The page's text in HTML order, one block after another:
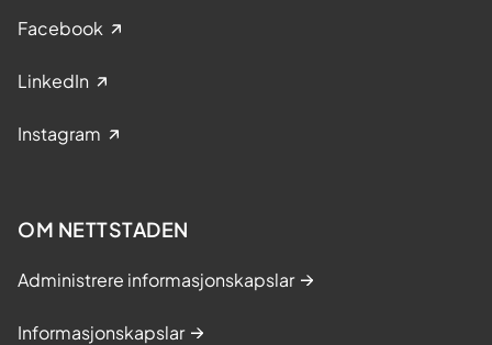
Facebook
LinkedIn
Instagram
OM NETTSTADEN
Administrere informasjonskapslar
Informasjonskapslar